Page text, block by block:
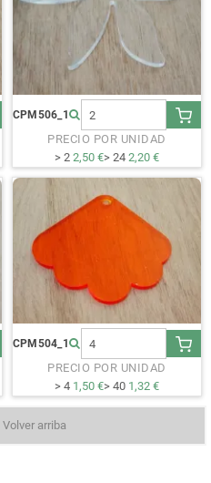
CPM506_1
PRECIO POR UNIDAD
> 2 2,50 €> 24 2,20 €
CPM504_1
PRECIO POR UNIDAD
> 4 1,50 €> 40 1,32 €
Volver arriba